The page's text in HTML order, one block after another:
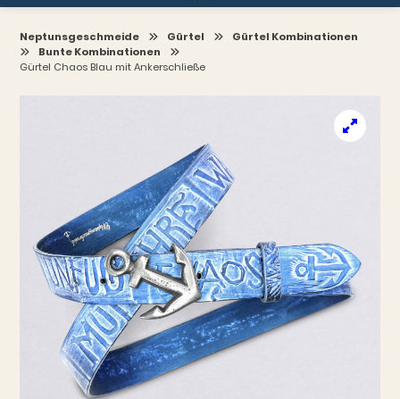
Neptunsgeschmeide Gürtel
Gürtel Kombinationen
Bunte Kombinationen
Gürtel Chaos Blau mit Ankerschließe